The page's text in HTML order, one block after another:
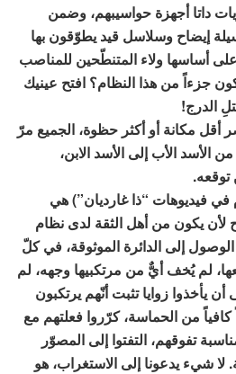
داتا أجهزة حواسيبهم، وضمن
إيضاح وسلاسل قيد يطوّقون بها
أساسها ولاء المتنطّحين للمناصب
جزءاً من هذا النظام؟ افتح عينيك
الدرج!
أقل مكانة أو أكثر حظوة، الجميع مرّ
الأسد الأب إلى الأسد الابن،
توقعه.
فيديوهات “ذا غارديان”) هي
يكون من أهل الثقة لدى نظام
إلى الدائرة الموثوقة، في كلّ
لم يُخف أيٌّ من مرتكبيها وجهه، لم
يأخذوا زوايا تثبت أنّهم يرتكبون
كافياً من الحماسة، كرّروا فعلتهم مع
تفوقهم، التفتوا إلى المصوّر
لا شيء يدعونا إلى الاستغراب، هو